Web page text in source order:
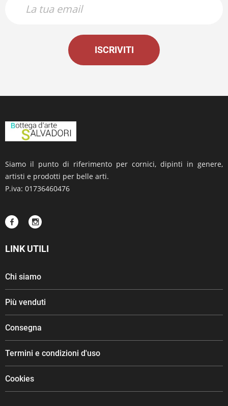
ISCRIVITI
Siamo il punto di riferimento per cornici, dipinti in genere,
artisti e prodotti per belle arti.
P.iva: 01736460476
LINK UTILI
Chi siamo
Più venduti
Consegna
Termini e condizioni d'uso
Cookies